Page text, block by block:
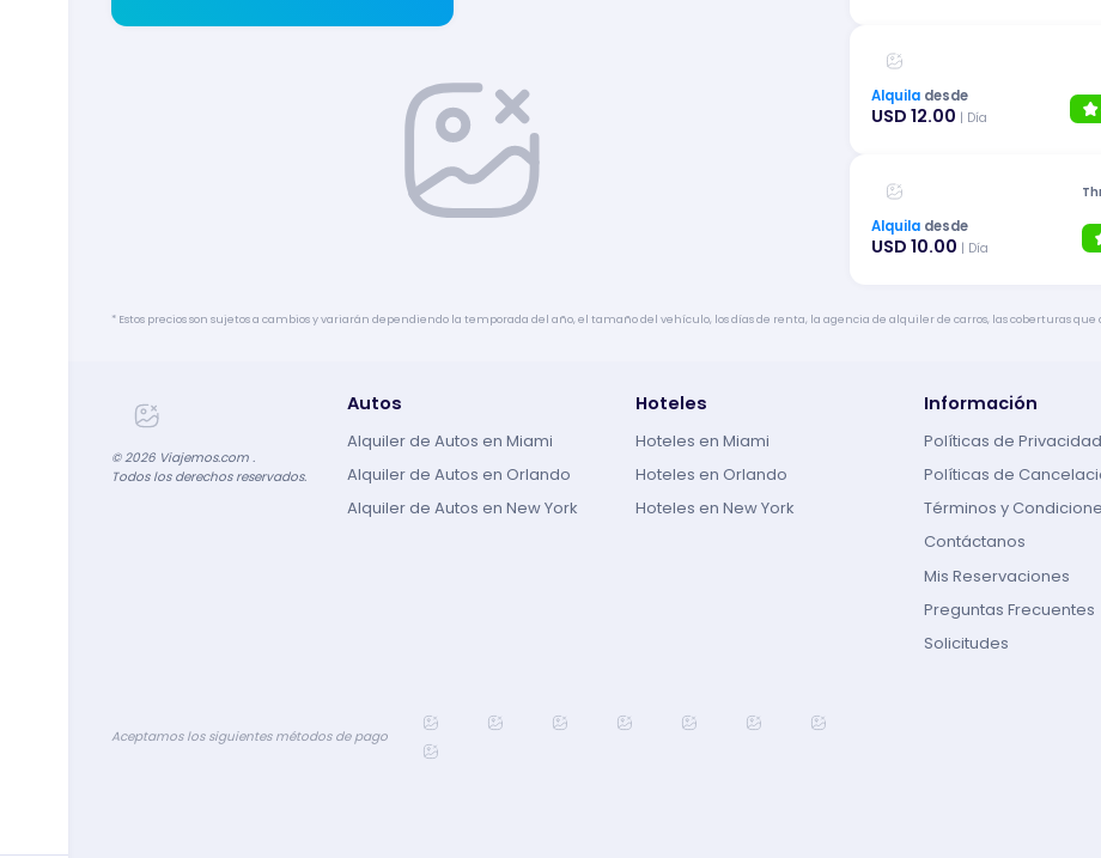
Alquila desde
USD 12.00 | Día
Alquila desde
USD 10.00 | Día
* Estos precios son sujetos a cambios y variarán dependiendo la temporada del año, el tamaño del vehículo, los días de renta, la agencia de alquiler de carros, las coberturas
©2026 Viajemos.com .
Todos los derechos reservados.
Autos
Alquiler de Autos en Miami
Alquiler de Autos en Orlando
Alquiler de Autos en New York
Hoteles
Hoteles en Miami
Hoteles en Orlando
Hoteles en New York
Información
Políticas de Privacidad
Políticas de
Términos y
Contáctanos
Mis Reservaciones
Preguntas Frecuentes
Solicitudes
Aceptamos los siguientes métodos de pago